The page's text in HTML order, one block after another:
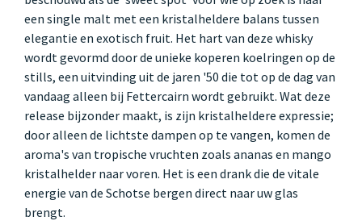
een single malt met een kristalheldere balans tussen
elegantie en exotisch fruit. Het hart van deze whisky
wordt gevormd door de unieke koperen koelringen op de
stills, een uitvinding uit de jaren '50 die tot op de dag van
vandaag alleen bij Fettercairn wordt gebruikt. Wat deze
release bijzonder maakt, is zijn kristalheldere expressie;
door alleen de lichtste dampen op te vangen, komen de
aroma's van tropische vruchten zoals ananas en mango
kristalhelder naar voren. Het is een drank die de vitale
energie van de Schotse bergen direct naar uw glas
brengt.